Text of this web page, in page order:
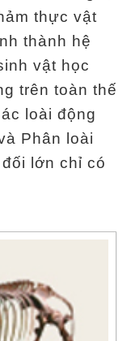
thực vật
thành hệ
vật học
trên toàn thế
loài động
Phân loài
lớn chỉ có